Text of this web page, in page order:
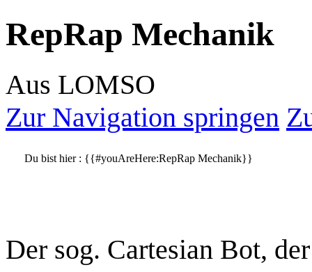
RepRap Mechanik
Aus LOMSO
Zur Navigation springen
Du bist hier : {{#youAreHere:RepRap Mechanik}}
Der sog. Cartesian Bot,